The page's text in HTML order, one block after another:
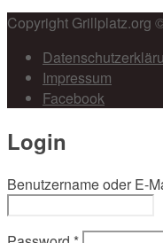
Copyright Grillplatz.org
Impressum
Facebook
Login
Benutzername oder E-